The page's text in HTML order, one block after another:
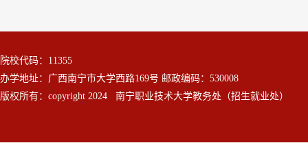
院校代码：11355
办学地址：广西南宁市大学西路169号 邮政编码：530008
版权所有：copyright 2024 南宁职业技术大学教务处（招生就业处）